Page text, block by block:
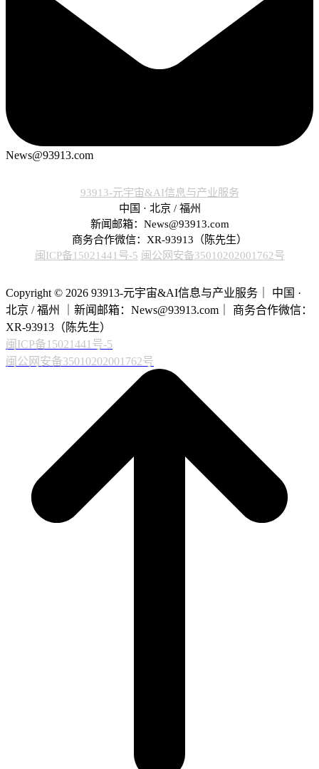
News@93913.com
93913-元宇宙&AI信息与产业服务
中国 · 北京 / 福州
新闻邮箱：News@93913.com
商务合作微信：XR-93913（陈先生）
闽ICP备15021441号-5 闽公网安备35010202001762号
Copyright © 2026 93913-元宇宙&AI信息与产业服务｜ 中国 ·
北京 / 福州 ｜新闻邮箱：News@93913.com｜ 商务合作微信：
XR-93913（陈先生）
闽ICP备15021441号-5
闽公网安备35010202001762号